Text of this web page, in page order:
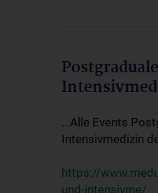
...Alle Events
Intensivmedizin
https://
und-intensivme/